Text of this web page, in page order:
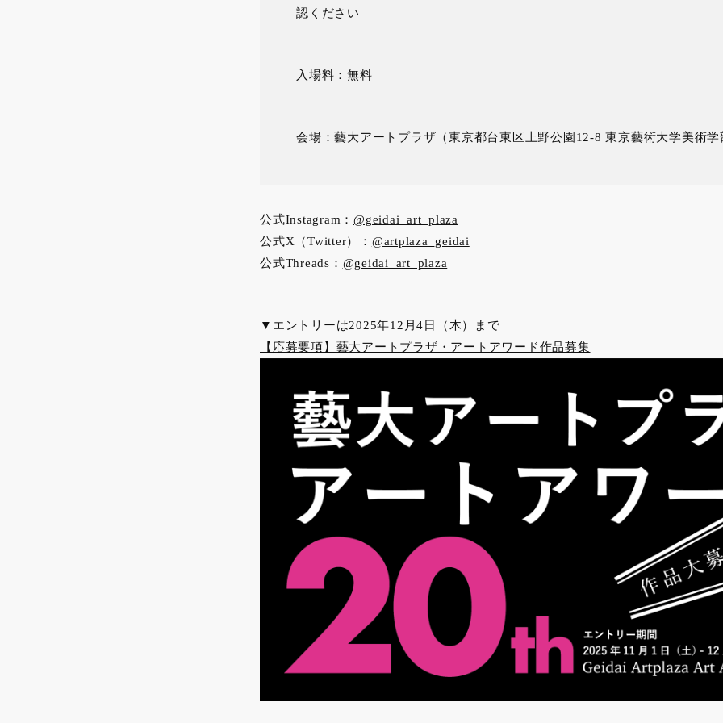
認ください
入場料：無料
会場：藝大アートプラザ（東京都台東区上野公園12-8 東京藝術大学美術学
公式Instagram： @geidai_art_plaza
公式X（Twitter）： @artplaza_geidai
公式Threads： @geidai_art_plaza
▼エントリーは2025年12月4日（木）まで
【応募要項】藝大アートプラザ・アートアワード作品募集